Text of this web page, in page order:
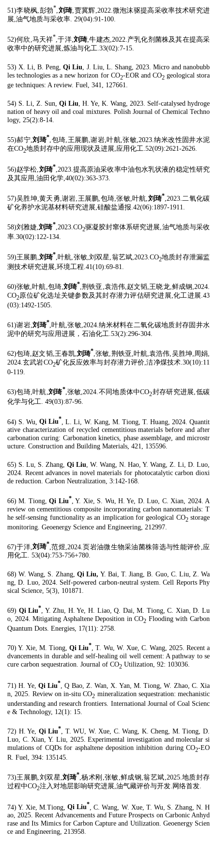
51)李晓枫,彭勃*,刘琦,贾冀辉,2022.微泡沫驱提高采收率技术研究进
展,油气地质与采收率. 29(04):91-100.
52)何欣,马天祥*,于洋,刘琦,牛建杰,2022.产乳化剂菌株及其在提高采
收率中的研究进展,炼油与化工.33(02):7-15.
53) X. Li, B. Peng,Qi Liu, J. Liu, L. Shang, 2023. Micro and nanobubb
les technologies as a new horizon for CO2-EOR and CO2geological stora
ge techniques: A review. Fuel, 341, 127661.
54) S. Li, Z. Sun, Qi Liu , H. Ye, K. Wang, 2023. Self-catalysed hydroge
nation of heavy oil and coal mixtures. Polish Journal of Chemical Techno
logy, 25(2):8-14.
55)郝宁,刘琦* ,包琦,王展鹏,谢岩,叶航,张敏,2023.纳米改性固井水泥
在CO2地质封存中的应用现状及进展,应用化工.52(09):2621-2626.
56)赵学松, 刘琦* ,2023.提高原油采收率中油包水乳状液的稳定性研究
及其应用,油田化学,40(02):363-373.
57)吴胜坤,黄天勇,谢岩,王展鹏,包琦,张敏,叶航, 刘琦* ,2023.二氧化碳
矿化养护水泥基材料研究进展,硅酸盐通报.42(06):1897-1911.
58)刘雅婕,刘琦*,2023.CO2驱凝胶封窜体系研究进展,油气地质与采收
率.30(02):122-134.
59)王展鹏, 刘琦* ,叶航,张敏,刘双星,翁艺斌,2023.CO2地质封存泄漏监
测技术研究进展,环境工程.41(10):69-81.
60)张敏,叶航,包琦,刘琦*,荆铁亚,袁浩伟,赵文韬,王晓龙,鲜成钢,2024.
CO2原位矿化选址关键参数及其封存潜力评估研究进展,化工进展.43
(03):1492-1505.
61)谢岩, 刘琦* ,叶航,张敏,2024.纳米材料在二氧化碳地质封存固井水
泥中的研究与应用进展，石油化工.53(2):296-304.
62)包琦,赵文韬,王春凯,刘琦*,张敏,荆铁亚,叶航,袁浩伟,吴胜坤,周娟,
2024.玄武岩CO2矿化反应效率与封存潜力评价,洁净煤技术.30(10):11
0-119.
63)包琦,叶航, 刘琦* ,张敏,2024.不同地质体中CO2封存研究进展,低碳
化学与化工. 49(03):87-96.
64) S. Wu,Qi Liu* , L. Li, W. Kang, M. Tiong, T. Huang, 2024. Quantit
ative characterization of recycled cementitious materials before and after
carbonation curing: Carbonation kinetics, phase assemblage, and microstr
ucture. Construction and Building Materials, 421, 135596.
65) S. Lu, S. Zhang, Qi Liu, W. Wang, N. Hao, Y. Wang, Z. Li, D. Luo,
2024. Recent advances in novel materials for photocatalytic carbon dioxi
de reduction. Carbon Neutralization, 3:142-168.
66) M. Tiong,Qi Liu* , Y. Xie, S. Wu, H. Ye, D. Luo, C. Xian, 2024. A
review on cementitious composite incorporating carbon nanomaterials: T
he self-sensing functionality as an implication for geological CO2storage
monitoring. Geoenergy Science and Engineering, 212997.
67)于洋, 刘琦* ,范煜,2024.页岩油微生物采油菌株筛选与性能评价,应
用化工. 53(04):753-756+780.
68) W. Wang, S. Zhang, Qi Liu, Y. Bai, T. Jiang, B. Guo, C. Liu, Z. Wa
ng, D. Luo, 2024. Self-powered carbon-neutral system. Cell Reports Phy
sical Science, 5(3), 101871.
69) Qi Liu* , Y. Zhu, H. Ye, H. Liao, Q. Dai, M. Tiong, C. Xian, D. Lu
o, 2024. Mitigating Asphaltene Deposition in CO2 Flooding with Carbon
Quantum Dots. Energies, 17(11): 2758.
70) Y. Xie, M. Tiong,Qi Liu*, T. Wu, W. Xue, C. Wang, 2025. Recent a
dvancements in durable and self-healing oil well cement: A pathway to se
cure carbon sequestration. Journal of CO2 Utilization, 92: 103036.
71) H. Ye, Qi Liu* , Q Bao, Z. Wan, X. Yan, M. Tiong, W. Zhao, C. Xia
n, 2025. Review on in-situ CO2 mineralization sequestration: mechanistic
understanding and research frontiers. International Journal of Coal Scienc
e & Technology, 12(1): 15.
72) H. Ye, Qi Liu*, T. WU, W. Xue, C. Wang, K. Cheng, M. Tiong, D.
Luo, C. Xian, Y. Liu, 2025. Experimental investigation and molecular si
mulations of CQDs for asphaltene deposition inhibition during CO2-EO
R. Fuel, 394: 135145.
73)王展鹏,刘双星, 刘琦* ,杨术刚,张敏,鲜成钢,翁艺斌,2025.地质封存
过程中CO2注入对地层影响研究进展,油气藏评价与开发.网络首发.
74) Y. Xie, M.Tiong,Qi Liu*
, C. Wang, W. Xue, T. Wu, S. Zhang, N. H
ao, 2025. Recent Advancements and Future Prospects on Carbonic Anhyd
rase and Its Mimics for Carbon Capture and Utilization. Geoenergy Scien
ce and Engineering, 213958.